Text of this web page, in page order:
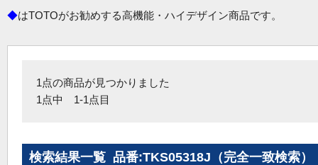
◆はTOTOがお勧めする高機能・ハイデザイン商品です。
1点の商品が見つかりました
1点中 1-1点目
検索結果一覧 品番:TKS05318J（完全一致検索）